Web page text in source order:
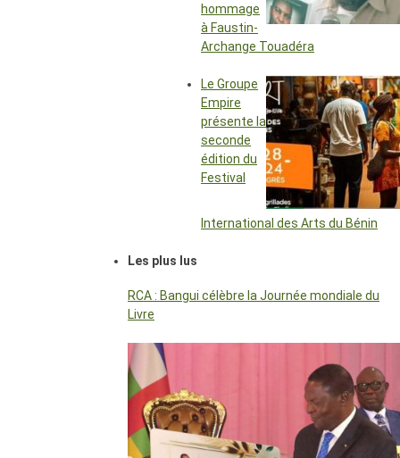
hommage
à Faustin-
Archange Touadéra
Le Groupe
Empire
présente la
seconde
édition du
Festival
International des Arts du Bénin
Les plus lus
RCA : Bangui célèbre la Journée mondiale du
Livre